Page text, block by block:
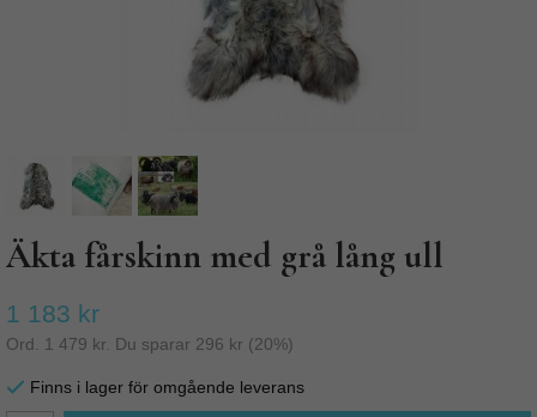
Äkta fårskinn med grå lång ull
1 183 kr
Ord. 1 479 kr . Du sparar 296 kr (20%)
Finns i lager för omgående leverans